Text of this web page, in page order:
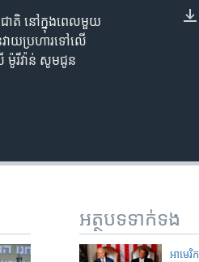
សជាតិ នៅក្នុង​ពេល​មួយ​
វាយប្រហារ​ទៅ​លើ​
ម៉ូរីវ៉ាន់ សូម​ជូន​
អត្ថបទ​ទាក់ទង
អាមេរិក​